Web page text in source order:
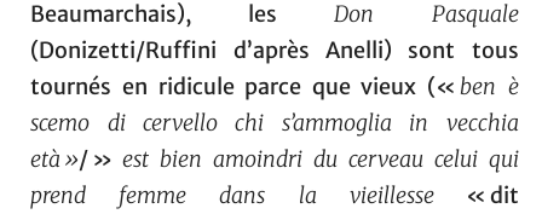
Beaumarchais), les Don Pasquale
(Donizetti/Ruffini d’après Anelli) sont tous
tournés en ridicule parce que vieux (« ben è
scemo di cervello chi s’ammoglia in vecchia
età »/ »est bien amoindri du cerveau celui qui
prend femme dans la vieillesse« dit